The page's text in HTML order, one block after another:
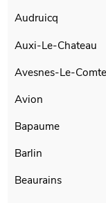
Audruicq
Auxi-Le-Chateau
Avesnes-Le-Comte
Avion
Bapaume
Barlin
Beaurains